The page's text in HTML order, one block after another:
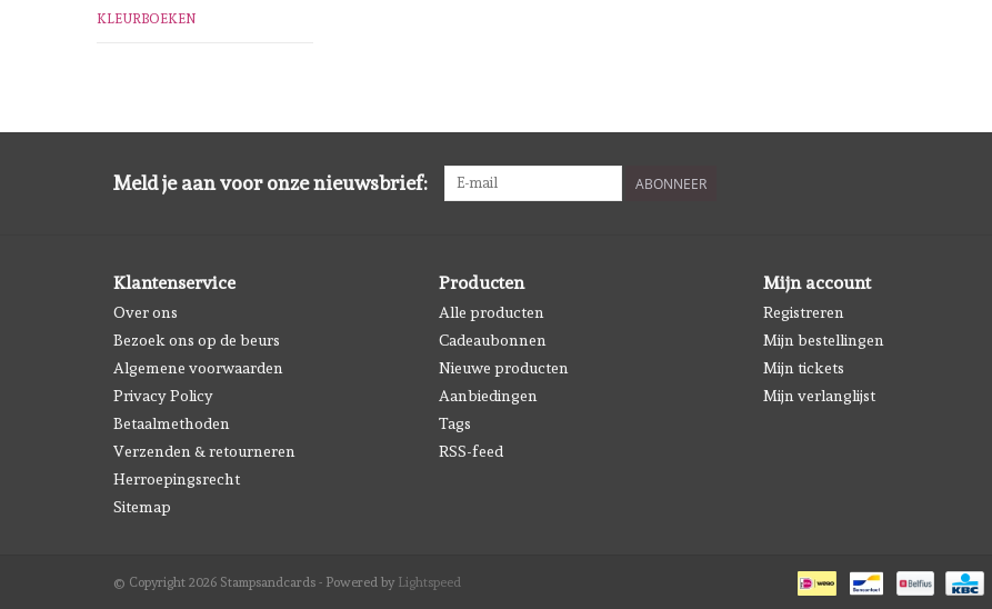
KLEURBOEKEN
Meld je aan voor onze nieuwsbrief: ABONNEER
Klantenservice
Over ons
Bezoek ons op de beurs
Algemene voorwaarden
Privacy Policy
Betaalmethoden
Verzenden & retourneren
Herroepingsrecht
Sitemap
Producten
Alle producten
Cadeaubonnen
Nieuwe producten
Aanbiedingen
Tags
RSS-feed
Mijn account
Registreren
Mijn bestellingen
Mijn tickets
Mijn verlanglijst
© Copyright 2026 Stampsandcards - Powered by Lightspeed